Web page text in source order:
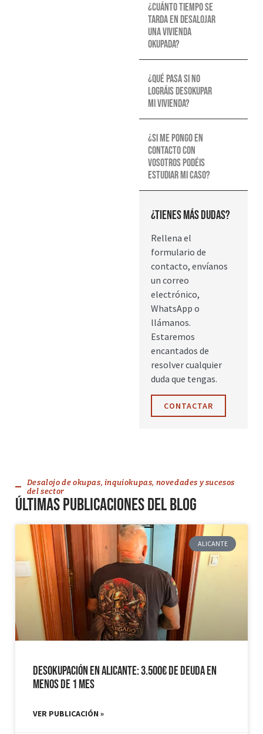
¿Cuánto tiempo se
tarda en desalojar
una vivienda
okupada?
¿Qué pasa si no
lográis desokupar
mi vivienda?
¿Si me pongo en
contacto con
vosotros podéis
estudiar mi caso?
¿Tienes más dudas?
Rellena el
formulario de
contacto, envíanos
un correo
electrónico,
WhatsApp o
llámanos.
Estaremos
encantados de
resolver cualquier
duda que tengas.
CONTACTAR
Desalojo de okupas, inquiokupas, novedades y sucesos
del sector
Últimas publicaciones del blog
ALICANTE
Desokupación en Alicante: 3.500€ de Deuda en
Menos de 1 mes
VER PUBLICACIÓN »